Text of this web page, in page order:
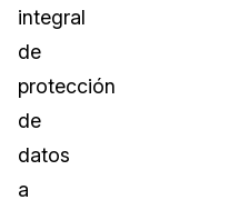
integral
de
protección
de
datos
a